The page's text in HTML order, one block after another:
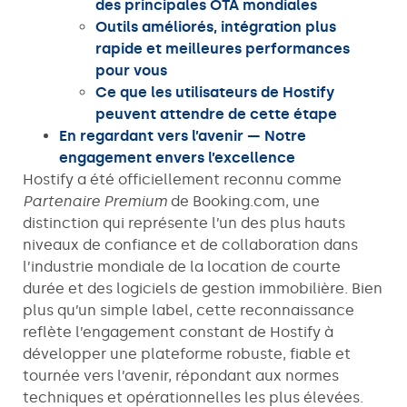
des principales OTA mondiales
Outils améliorés, intégration plus
rapide et meilleures performances
pour vous
Ce que les utilisateurs de Hostify
peuvent attendre de cette étape
En regardant vers l’avenir — Notre
engagement envers l’excellence
Hostify a été officiellement reconnu comme
Partenaire Premium de Booking.com, une
distinction qui représente l’un des plus hauts
niveaux de confiance et de collaboration dans
l’industrie mondiale de la location de courte
durée et des logiciels de gestion immobilière. Bien
plus qu’un simple label, cette reconnaissance
reflète l’engagement constant de Hostify à
développer une plateforme robuste, fiable et
tournée vers l’avenir, répondant aux normes
techniques et opérationnelles les plus élevées.